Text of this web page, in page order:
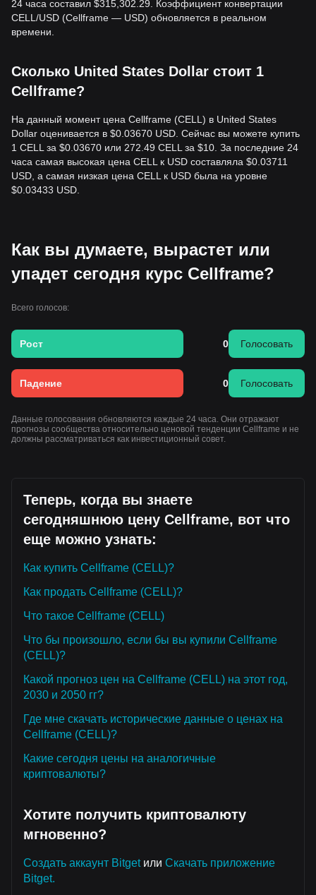
24 часа составил $315,302.29. Коэффициент конвертации
CELL/USD (Cellframe — USD) обновляется в реальном
времени.
Сколько United States Dollar стоит 1
Cellframe?
На данный момент цена Cellframe (CELL) в United States
Dollar оценивается в $0.03670 USD. Сейчас вы можете купить
1 CELL за $0.03670 или 272.49 CELL за $10. За последние 24
часа самая высокая цена CELL к USD составляла $0.03711
USD, а самая низкая цена CELL к USD была на уровне
$0.03433 USD.
Как вы думаете, вырастет или
упадет сегодня курс Cellframe?
Всего голосов:
Рост 0 Голосовать
Падение 0 Голосовать
Данные голосования обновляются каждые 24 часа. Они отражают
прогнозы сообщества относительно ценовой тенденции Cellframe и не
должны рассматриваться как инвестиционный совет.
Теперь, когда вы знаете
сегодняшнюю цену Cellframe, вот что
еще можно узнать:
Как купить Cellframe (CELL)?
Как продать Cellframe (CELL)?
Что такое Cellframe (CELL)
Что бы произошло, если бы вы купили Cellframe
(CELL)?
Какой прогноз цен на Cellframe (CELL) на этот год,
2030 и 2050 гг?
Где мне скачать исторические данные о ценах на
Cellframe (CELL)?
Какие сегодня цены на аналогичные
криптовалюты?
Хотите получить криптовалюту
мгновенно?
Создать аккаунт Bitgetили Скачать приложение
Bitget.